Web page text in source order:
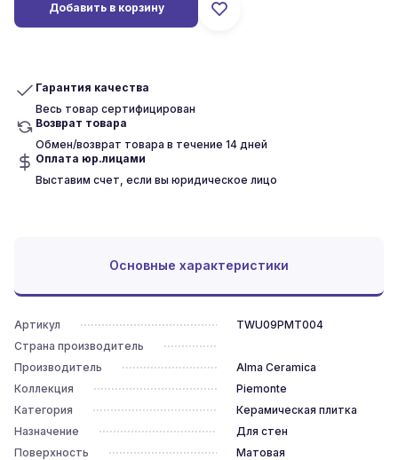
Добавить в корзину
Гарантия качества
Весь товар сертифицирован
Возврат товара
Обмен/возврат товара в течение 14 дней
Оплата юр.лицами
Выставим счет, если вы юридическое лицо
Основные характеристики
Артикул
TWU09PMT004
Страна производитель
Производитель
Alma Ceramica
Коллекция
Piemonte
Категория
Керамическая плитка
Назначение
Для стен
Поверхность
Матовая